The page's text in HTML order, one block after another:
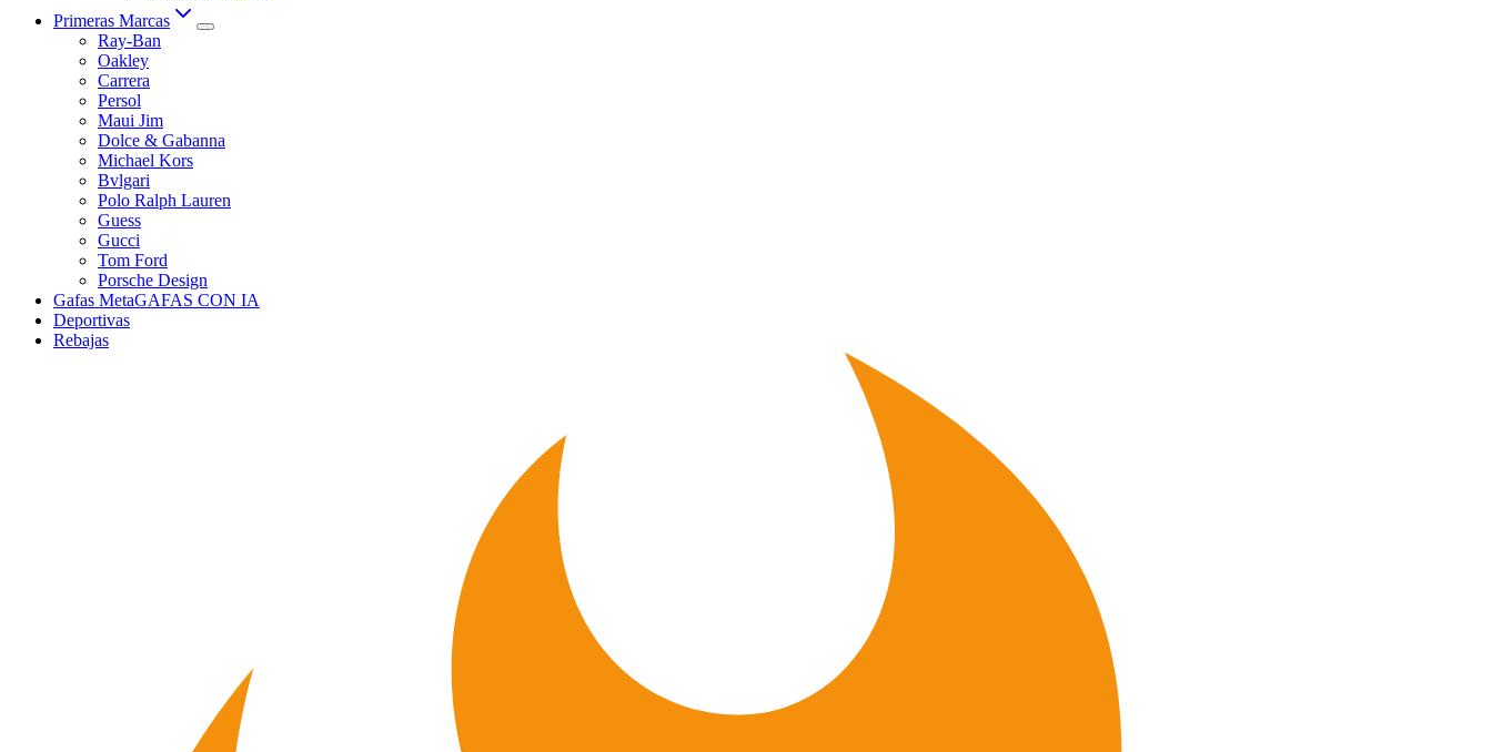
Primeras Marcas
Ray-Ban
Oakley
Carrera
Persol
Maui Jim
Dolce & Gabanna
Michael Kors
Bvlgari
Polo Ralph Lauren
Guess
Gucci
Tom Ford
Porsche Design
Gafas MetaGAFAS CON IA
Deportivas
Rebajas